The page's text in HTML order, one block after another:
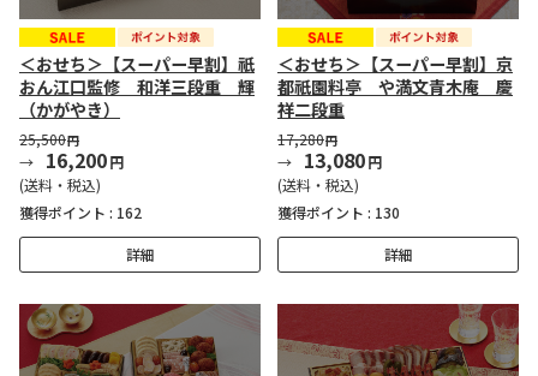
＜おせち＞【スーパー早割】祇
おん江口監修 和洋三段重 輝
（かがやき）
25,500円
16,200円
(送料・税込)
獲得ポイント : 162
詳細
＜おせち＞【スーパー早割】京
都祇園料亭 や満文青木庵 慶
祥二段重
17,280円
13,080円
(送料・税込)
獲得ポイント : 130
詳細